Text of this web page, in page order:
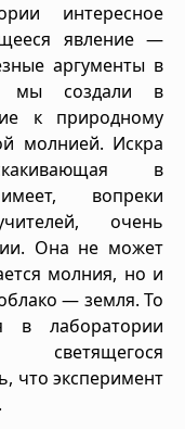
интересное
явление —
аргументы в
мы создали в
к природному
молнией. Искра
в
вопреки
очень
Она не может
молния, но и
— земля. То
в лаборатории
светящегося
что эксперимент